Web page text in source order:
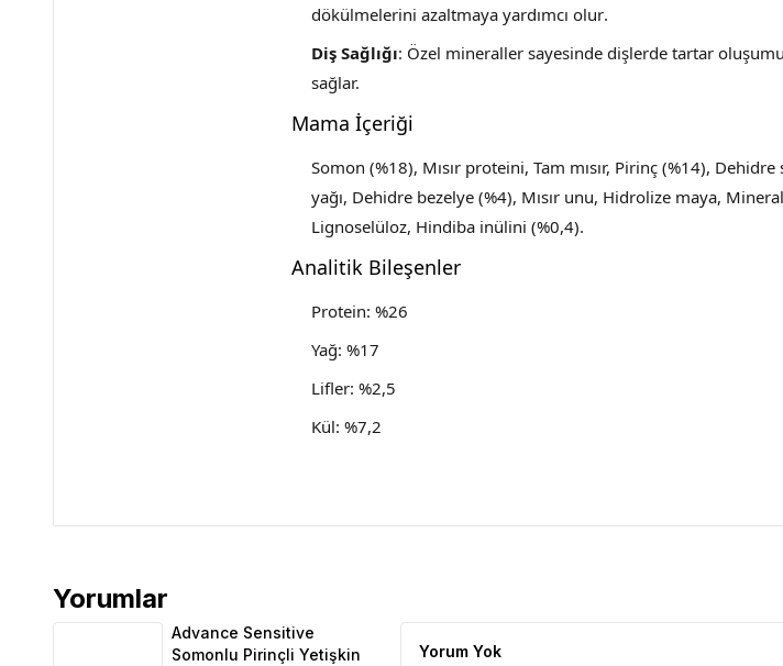
dökülmelerini azaltmaya yardımcı olur.
Diş Sağlığı: Özel mineraller sayesinde dişlerde tartar
sağlar.
Mama İçeriği
Somon (%18), Mısır proteini, Tam mısır, Pirinç (%14),
yağı, Dehidre bezelye (%4), Mısır unu, Hidrolize maya,
Lignoselüloz, Hindiba inülini (%0,4).
Analitik Bileşenler
Protein: %26
Yağ: %17
Lifler: %2,5
Kül: %7,2
Yorumlar
Advance Sensitive Somonlu Pirinçli Yetişkin Köpek Maması 10+2 Kg Bonus Paket Ürün
Advance Sensitive
Somonlu Pirinçli Yetişkin
Yorum Yok